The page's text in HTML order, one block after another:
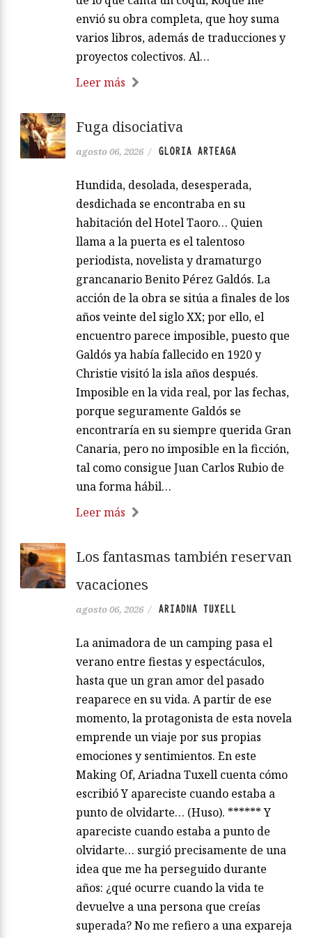
envió su obra completa, que hoy suma
varios libros, además de traducciones y
proyectos colectivos. Al…
Leer más
Fuga disociativa
agosto 06, 2026 / GLORIA ARTEAGA
Hundida, desolada, desesperada,
desdichada se encontraba en su
habitación del Hotel Taoro… Quien
llama a la puerta es el talentoso
periodista, novelista y dramaturgo
grancanario Benito Pérez Galdós. La
acción de la obra se sitúa a finales de los
años veinte del siglo XX; por ello, el
encuentro parece imposible, puesto que
Galdós ya había fallecido en 1920 y
Christie visitó la isla años después.
Imposible en la vida real, por las fechas,
porque seguramente Galdós se
encontraría en su siempre querida Gran
Canaria, pero no imposible en la ficción,
tal como consigue Juan Carlos Rubio de
una forma hábil…
Leer más
Los fantasmas también reservan
vacaciones
agosto 06, 2026 / ARIADNA TUXELL
La animadora de un camping pasa el
verano entre fiestas y espectáculos,
hasta que un gran amor del pasado
reaparece en su vida. A partir de ese
momento, la protagonista de esta novela
emprende un viaje por sus propias
emociones y sentimientos. En este
Making Of, Ariadna Tuxell cuenta cómo
escribió Y apareciste cuando estaba a
punto de olvidarte… (Huso). ****** Y
apareciste cuando estaba a punto de
olvidarte… surgió precisamente de una
idea que me ha perseguido durante
años: ¿qué ocurre cuando la vida te
devuelve a una persona que creías
superada? No me refiero a una expareja